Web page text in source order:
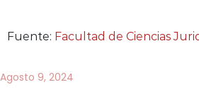
Fuente: Facultad de Ciencias
Agosto 9, 2024